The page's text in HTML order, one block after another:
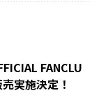
FANCLU
実施決定！